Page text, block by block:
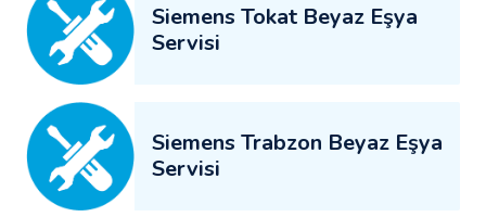
Siemens Tokat Beyaz Eşya
Servisi
Siemens Trabzon Beyaz Eşya
Servisi